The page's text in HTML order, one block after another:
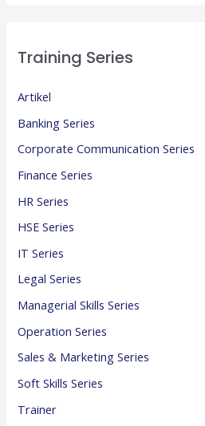
Training Series
Artikel
Banking Series
Corporate Communication Series
Finance Series
HR Series
HSE Series
IT Series
Legal Series
Managerial Skills Series
Operation Series
Sales & Marketing Series
Soft Skills Series
Trainer